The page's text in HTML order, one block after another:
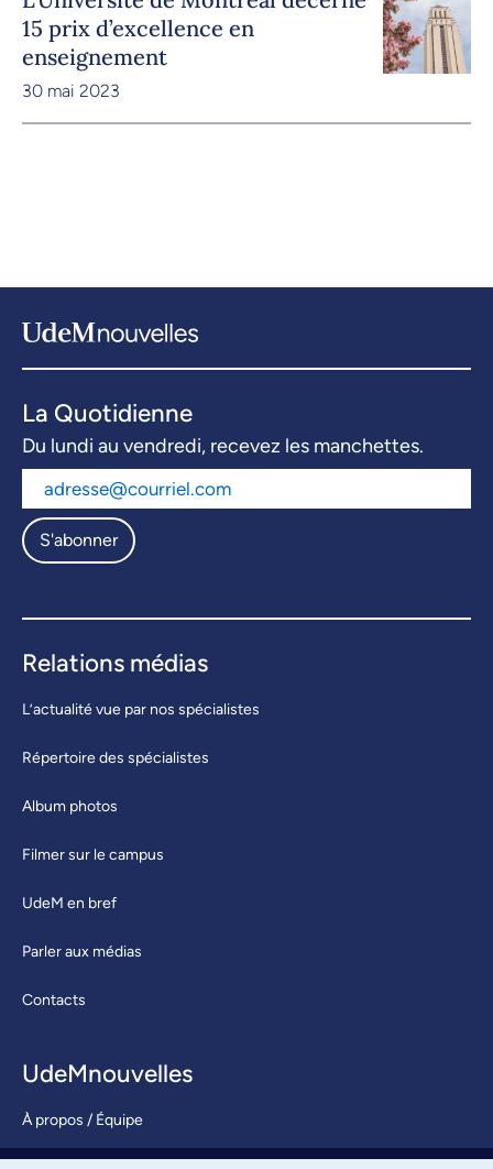
15 prix d’excellence en
enseignement
30 mai 2023
La Quotidienne
Du lundi au vendredi, recevez les manchettes.
S'abonner
Relations médias
L’actualité vue par nos spécialistes
Répertoire des spécialistes
Album photos
Filmer sur le campus
UdeM en bref
Parler aux médias
Contacts
UdeMnouvelles
À propos / Équipe